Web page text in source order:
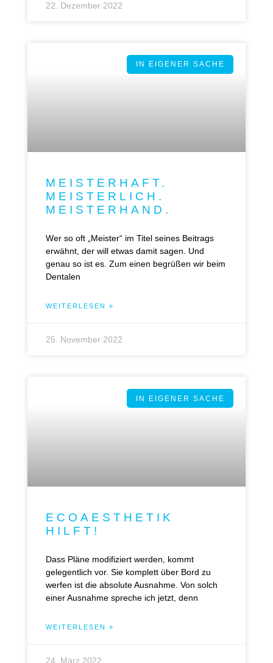
22. Dezember 2022
IN EIGENER SACHE
MEISTERHAFT.
MEISTERLICH.
MEISTERHAND.
Wer so oft „Meister“ im Titel seines Beitrags
erwähnt, der will etwas damit sagen. Und
genau so ist es. Zum einen begrüßen wir beim
Dentalen
WEITERLESEN »
25. November 2022
IN EIGENER SACHE
ECOAESTHETIK
HILFT!
Dass Pläne modifiziert werden, kommt
gelegentlich vor. Sie komplett über Bord zu
werfen ist die absolute Ausnahme. Von solch
einer Ausnahme spreche ich jetzt, denn
WEITERLESEN »
24. März 2022